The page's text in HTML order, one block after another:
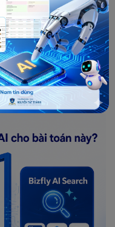
cho bài toán
khi website có nhiều sản
tìm kiếm bằng cách
dấu hiệu rõ là thanh
quả, tỷ lệ click sau tìm
trả lời lại các câu hỏi